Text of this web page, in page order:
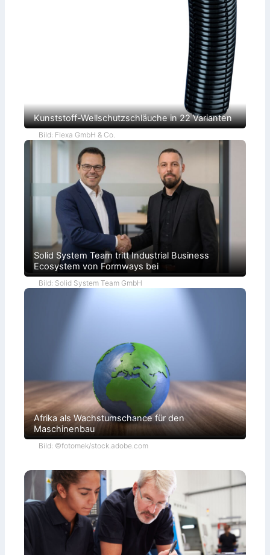
Kunststoff-Wellschutzschläuche in 22 Varianten
Bild: Flexa GmbH & Co.
Solid System Team tritt Industrial Business
Ecosystem von Formways bei
Bild: Solid System Team GmbH
Afrika als Wachstumschance für den
Maschinenbau
Bild: ©fotomek/stock.adobe.com